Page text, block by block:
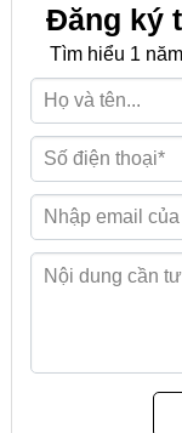
Đăng ký
Tìm hiểu 1